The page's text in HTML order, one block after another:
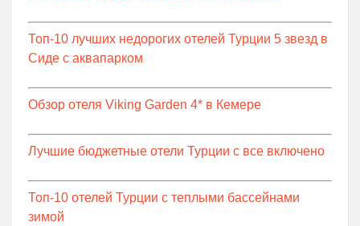
Топ-10 лучших недорогих отелей Турции 5 звезд в
Сиде с аквапарком
Обзор отеля Viking Garden 4* в Кемере
Лучшие бюджетные отели Турции с все включено
Топ-10 отелей Турции с теплыми бассейнами
зимой